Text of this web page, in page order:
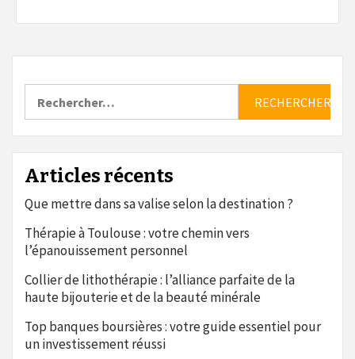
Articles récents
Que mettre dans sa valise selon la destination ?
Thérapie à Toulouse : votre chemin vers
l’épanouissement personnel
Collier de lithothérapie : l’alliance parfaite de la
haute bijouterie et de la beauté minérale
Top banques boursières : votre guide essentiel pour
un investissement réussi